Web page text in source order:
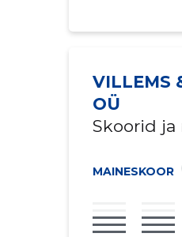
VILLEMS
OÜ
Skoorid
MAINESKOOR